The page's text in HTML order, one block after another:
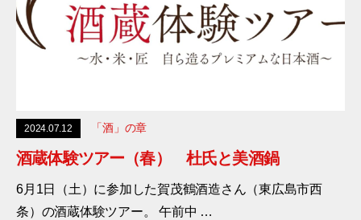
2024.07.12 「酒」の章
酒蔵体験ツアー（春） 杜氏と美酒鍋
6月1日（土）に参加した賀茂鶴酒造さん（東広島市西
条）の酒蔵体験ツアー。 午前中 …